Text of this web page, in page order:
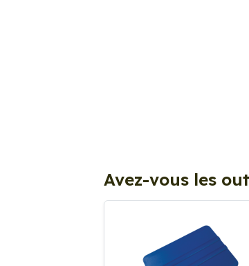
Avez-vous les